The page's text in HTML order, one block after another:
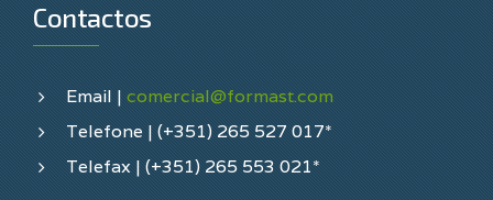
Contactos
Email | comercial@formast.com
Telefone | (+351) 265 527 017*
Telefax | (+351) 265 553 021*